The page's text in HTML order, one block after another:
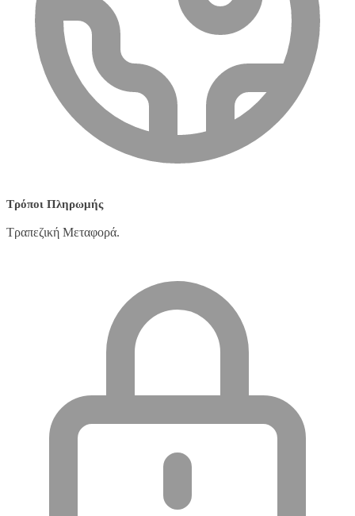
Τρόποι Πληρωμής
Τραπεζική Μεταφορά.